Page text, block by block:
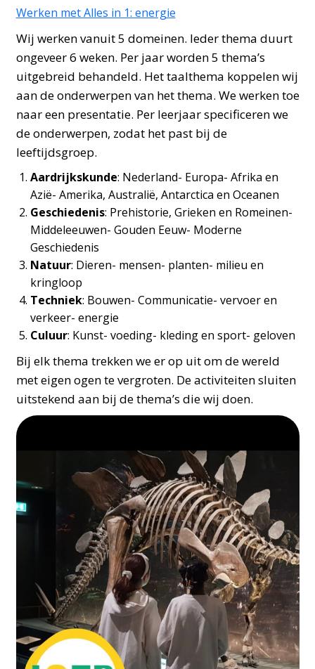
Werken met Alles in 1: energie
Wij werken vanuit 5 domeinen. Ieder thema duurt
ongeveer 6 weken. Per jaar worden 5 thema’s
uitgebreid behandeld. Het taalthema koppelen wij
aan de onderwerpen van het thema. We werken toe
naar een presentatie. Per leerjaar specificeren we
de onderwerpen, zodat het past bij de
leeftijdsgroep.
Aardrijkskunde: Nederland- Europa- Afrika en
Azië- Amerika, Australië, Antarctica en Oceanen
Geschiedenis: Prehistorie, Grieken en Romeinen-
Middeleeuwen- Gouden Eeuw- Moderne
Geschiedenis
Natuur: Dieren- mensen- planten- milieu en
kringloop
Techniek: Bouwen- Communicatie- vervoer en
verkeer- energie
Culuur: Kunst- voeding- kleding en sport- geloven
Bij elk thema trekken we er op uit om de wereld
met eigen ogen te vergroten. De activiteiten sluiten
uitstekend aan bij de thema’s die wij doen.